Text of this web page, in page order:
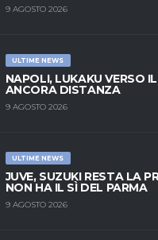
9 AGOSTO 2026
ULTIME NEWS
NAPOLI, LUKAKU VERSO IL
ANCORA DISTANZA
9 AGOSTO 2026
ULTIME NEWS
JUVE, SUZUKI RESTA LA
NON HA IL SÌ DEL PARMA
9 AGOSTO 2026